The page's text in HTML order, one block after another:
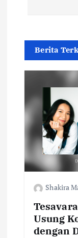
g
t
o
Berita
Shakira
Usung
dengan